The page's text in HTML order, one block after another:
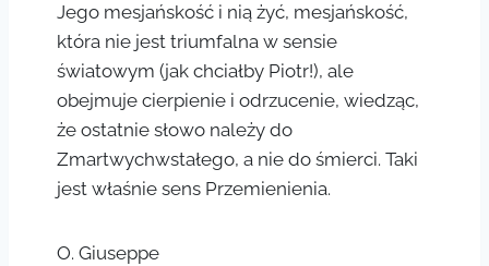
Jego mesjańskość i nią żyć, mesjańskość,
która nie jest triumfalna w sensie
światowym (jak chciałby Piotr!), ale
obejmuje cierpienie i odrzucenie, wiedząc,
że ostatnie słowo należy do
Zmartwychwstałego, a nie do śmierci. Taki
jest właśnie sens Przemienienia.
O. Giuseppe